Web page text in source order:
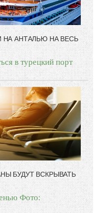
НА АНТАЛЬЮ НА ВЕСЬ
в турецкий порт
БУДУТ ВСКРЫВАТЬ
Фото: